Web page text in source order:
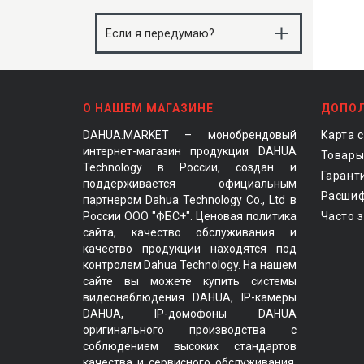
неожиданностью
При покупке всегда есть опция без
переплат. При Сплите на 2 месяца
комиссии нет, оплачиваете только
стоимость заказа. В Сплитах длиннее
бывает доплата — она зависит от
Если я передумаю?
Вернуть заказ со Сплитом можно так
О НАШЕМ МАГАЗИНЕ
DAHUA.MARKET – монобрендовый
интернет-магазин продукции DAHUA
Technology в России, создан и
поддерживается официальным
партнером Dahua Technology Co., Ltd в
России ООО "ФБС+". Ценовая политика
сайта, качество обслуживания и
качество продукции находятся под
контролем Dahua Technology. На нашем
сайте вы можете купить системы
видеонаблюдения DAHUA, IP-камеры
DAHUA, IP-домофоны DAHUA
оригинального производства с
соблюдением высоких стандартов
Карта
Часто